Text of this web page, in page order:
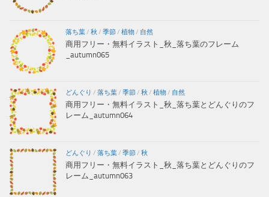
落ち葉/ 秋 / 季節/ 植物/ 自然
商用フリー・無料イラスト_秋_落ち葉のフレーム
_autumn065
どんぐり / 落ち葉/ 季節/ 秋 / 植物/ 自然
商用フリー・無料イラスト_秋_落ち葉とどんぐりのフ
レーム_autumn064
どんぐり / 落ち葉/ 季節/ 秋
商用フリー・無料イラスト_秋_落ち葉とどんぐりのフ
レーム_autumn063